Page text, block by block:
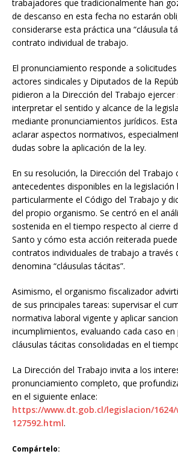
trabajadores que tradicionalmente han
de descanso en esta fecha no estarán
considerarse esta práctica una “cláusula
contrato individual de trabajo.
El pronunciamiento responde a
actores sindicales y Diputados de la
pidieron a la Dirección del Trabajo ejercer
interpretar el sentido y alcance de la
mediante pronunciamientos jurídicos.
aclarar aspectos normativos,
dudas sobre la aplicación de la ley.
En su resolución, la Dirección del
antecedentes disponibles en la legislación
particularmente el Código del Trabajo y
del propio organismo. Se centró en el
sostenida en el tiempo respecto al cierre
Santo y cómo esta acción reiterada
contratos individuales de trabajo a través
denomina “cláusulas tácitas”.
Asimismo, el organismo fiscalizador
de sus principales tareas: supervisar el
normativa laboral vigente y aplicar
incumplimientos, evaluando cada caso en
cláusulas tácitas consolidadas en el
La Dirección del Trabajo invita a los
pronunciamiento completo, que
en el siguiente enlace:
https://www.dt.gob.cl/legislacion/
127592.html.
Compártelo: